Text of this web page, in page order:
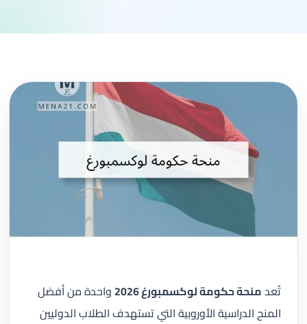
تُعدمنحة حكومة لوكسمبورغ 2026
واحدة من أفضل
المنح الدراسية الأوروبية التي تستهدف الطلاب الدوليين